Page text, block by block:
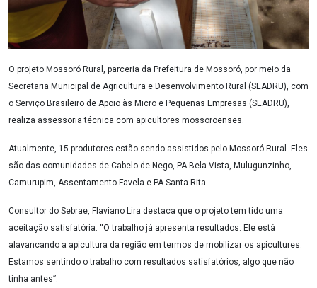
O projeto Mossoró Rural, parceria da Prefeitura de Mossoró, por meio da
Secretaria Municipal de Agricultura e Desenvolvimento Rural (SEADRU), com
o Serviço Brasileiro de Apoio às Micro e Pequenas Empresas (SEADRU),
realiza assessoria técnica com apicultores mossoroenses.
Atualmente, 15 produtores estão sendo assistidos pelo Mossoró Rural. Eles
são das comunidades de Cabelo de Nego, PA Bela Vista, Mulugunzinho,
Camurupim, Assentamento Favela e PA Santa Rita.
Consultor do Sebrae, Flaviano Lira destaca que o projeto tem tido uma
aceitação satisfatória. “O trabalho já apresenta resultados. Ele está
alavancando a apicultura da região em termos de mobilizar os apicultures.
Estamos sentindo o trabalho com resultados satisfatórios, algo que não
tinha antes”.